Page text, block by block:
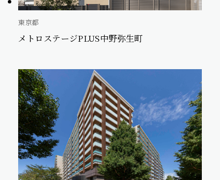
東京都
メトロステージPLUS中野弥生町